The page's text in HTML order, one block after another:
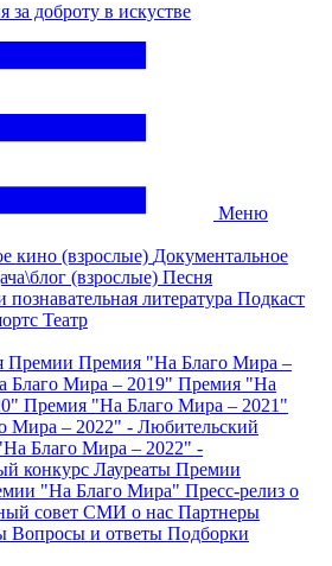
доброту в искустве
Меню
кино (взрослые) Документальное
(взрослые) Песня
литература Подкаст
Театр
Премии Премия "На Благо Мира –
Благо Мира – 2019" Премия "На
Премия "На Благо Мира – 2021"
Мира – 2022" - Любительский
Благо Мира – 2022" -
конкурс Лауреаты Премии
"На Благо Мира" Пресс-релиз о
совет СМИ о нас Партнеры
Вопросы и ответы Подборки